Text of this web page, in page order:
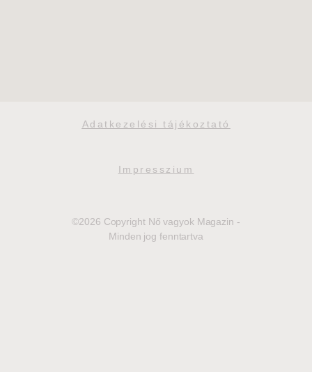
Adatkezelési tájékoztató
Impresszium
©2026 Copyright Nő vagyok Magazin -
Minden jog fenntartva